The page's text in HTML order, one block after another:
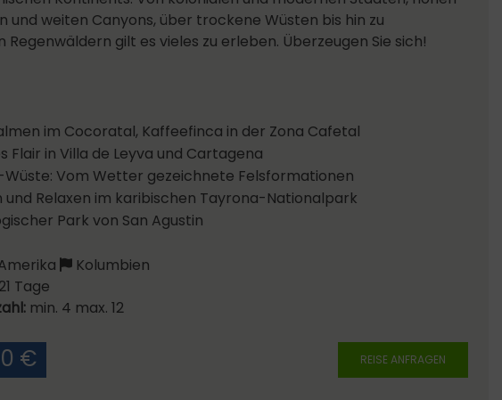
und weiten Canyons, über trockene Wüsten bis hin zu
Regenwäldern gilt es vieles zu erleben. Überzeugen Sie sich!
im Cocoratal, Kaffeefinca in der Zona Cafetal
Flair in Villa de Leyva und Cartagena
Vom Wetter gezeichnete Felsformationen
und Relaxen im karibischen Tayrona-Nationalpark
Park von San Agustin
Kolumbien
21 Tage
min. 4 max. 12
REISE ANFRAGEN
€